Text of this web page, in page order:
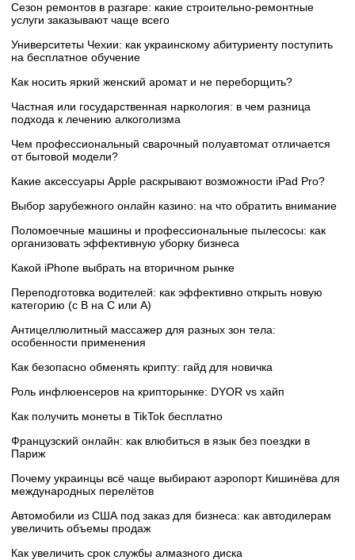
Сезон ремонтов в разгаре: какие строительно-ремонтные
услуги заказывают чаще всего
Университеты Чехии: как украинскому абитуриенту поступить
на бесплатное обучение
Как носить яркий женский аромат и не переборщить?
Частная или государственная наркология: в чем разница
подхода к лечению алкоголизма
Чем профессиональный сварочный полуавтомат отличается
от бытовой модели?
Какие аксессуары Apple раскрывают возможности iPad Pro?
Выбор зарубежного онлайн казино: на что обратить внимание
Поломоечные машины и профессиональные пылесосы: как
организовать эффективную уборку бизнеса
Какой iPhone выбрать на вторичном рынке
Переподготовка водителей: как эффективно открыть новую
категорию (с B на C или А)
Антицеллюлитный массажер для разных зон тела:
особенности применения
Как безопасно обменять крипту: гайд для новичка
Роль инфлюенсеров на крипторынке: DYOR vs хайп
Как получить монеты в TikTok бесплатно
Французский онлайн: как влюбиться в язык без поездки в
Париж
Почему украинцы всё чаще выбирают аэропорт Кишинёва для
международных перелётов
Автомобили из США под заказ для бизнеса: как автодилерам
увеличить объемы продаж
Как увеличить срок службы алмазного диска